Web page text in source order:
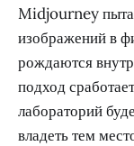
Midjourney
изображений в
рождаются
подход
лабораторий
владеть тем